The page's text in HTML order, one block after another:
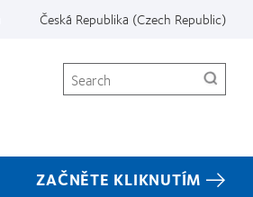
Česká Republika (Czech Republic)
Search
ZAČNĚTE KLIKNUTÍM